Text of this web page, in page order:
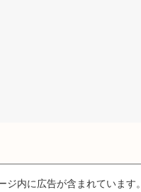
ジ内に広告が含まれています。